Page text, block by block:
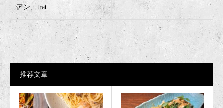
アン、trat...
推荐文章